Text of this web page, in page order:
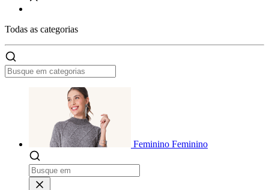
Todas as categorias
Feminino Feminino